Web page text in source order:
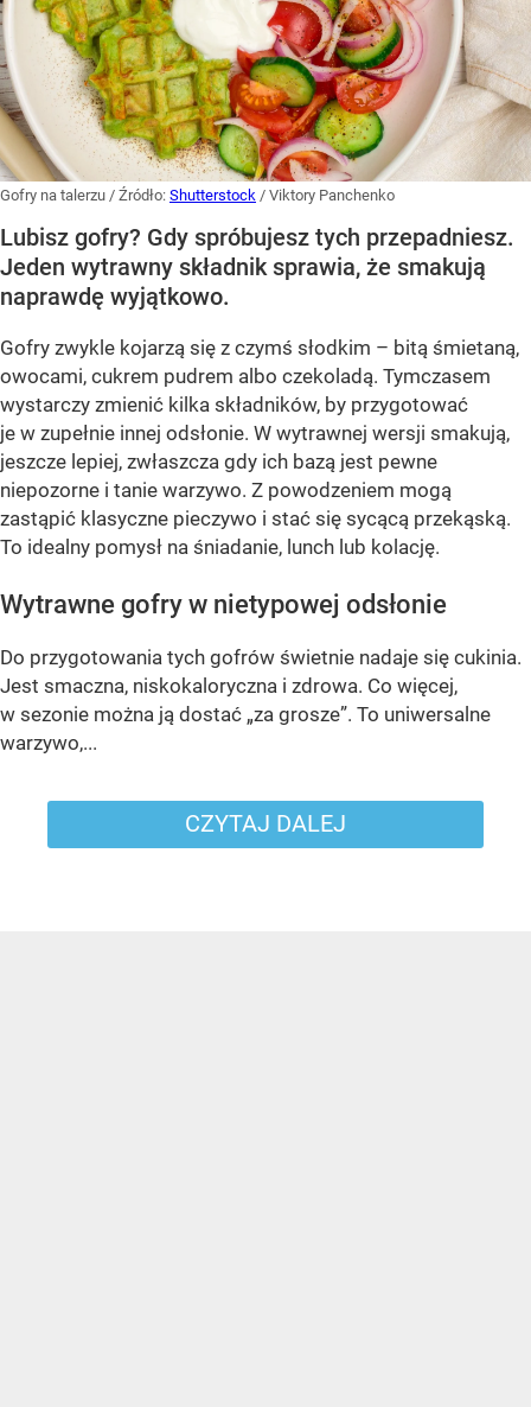
Gofry na talerzu / Źródło: Shutterstock / Viktory Panchenko
Lubisz gofry? Gdy spróbujesz tych przepadniesz.
Jeden wytrawny składnik sprawia, że smakują
naprawdę wyjątkowo.
Gofry zwykle kojarzą się z czymś słodkim – bitą śmietaną,
owocami, cukrem pudrem albo czekoladą. Tymczasem
wystarczy zmienić kilka składników, by przygotować
je w zupełnie innej odsłonie. W wytrawnej wersji smakują,
jeszcze lepiej, zwłaszcza gdy ich bazą jest pewne
niepozorne i tanie warzywo. Z powodzeniem mogą
zastąpić klasyczne pieczywo i stać się sycącą przekąską.
To idealny pomysł na śniadanie, lunch lub kolację.
Wytrawne gofry w nietypowej odsłonie
Do przygotowania tych gofrów świetnie nadaje się cukinia.
Jest smaczna, niskokaloryczna i zdrowa. Co więcej,
w sezonie można ją dostać „za grosze”. To uniwersalne
warzywo,...
CZYTAJ DALEJ